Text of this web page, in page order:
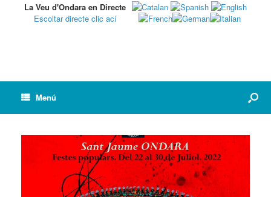
La Veu d'Ondara en Directe
Escoltar directe clic ací
Menú